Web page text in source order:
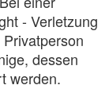
- Verletzung
dessen
werden.